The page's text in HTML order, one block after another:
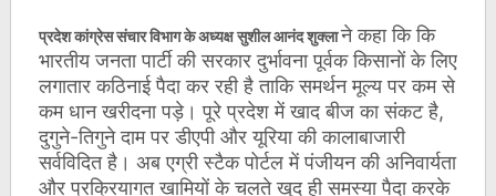
प्रदेश कांग्रेस संचार विभाग के अध्यक्ष सुशील आनंद शुक्लाने कहा कि कि
भारतीय जनता पार्टी की सरकार दुर्भावना पूर्वक किसानों के लिए
लगातार कठिनाई पैदा कर रही है ताकि समर्थन मूल्य पर कम से
कम धान खरीदना पड़े। पूरे प्रदेश में खाद बीज का संकट है,
दुगुने-तिगुने दाम पर डीएपी और यूरिया की कालाबाजारी
सर्वविदित है। अब एग्री स्टैक पोर्टल में पंजीयन की अनिवार्यता
और प्रक्रियागत खामियों के चलते खुद ही समस्या पैदा करके